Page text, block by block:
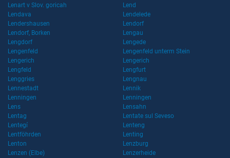
Lenart v Slov. goricah
Lend
Lendava
Lendelede
Lendershausen
Lendorf
Lendorf, Borken
Lengau
Lengdorf
Lengede
Lengenfeld
Lengenfeld unterm Stein
Lengerich
Lengerich
Lengfeld
Lengfurt
Lenggries
Lengnau
Lennestadt
Lennik
Lenningen
Lenningen
Lens
Lensahn
Lentag
Lentate sul Seveso
Lentegí
Lenteng
Lentföhrden
Lenting
Lenton
Lenzburg
Lenzen (Elbe)
Lenzerheide